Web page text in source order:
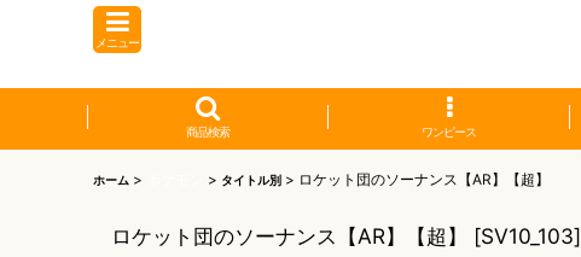
メニュー
商品検索 ワンピース
ホーム > > タイトル別 > ロケット団のソーナンス【AR】【超】
ロケット団のソーナンス【AR】【超】 [SV10_103]